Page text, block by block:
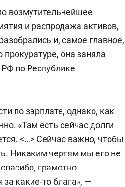
возмутительнейшее
и распродажа активов,
и, самое главное,
она заняла
по Республике
по зарплате, однако, как
«Там есть сейчас долги
<…> Сейчас важно, чтобы
Никаким чертям мы его не
грамотно
какие-то блага», —